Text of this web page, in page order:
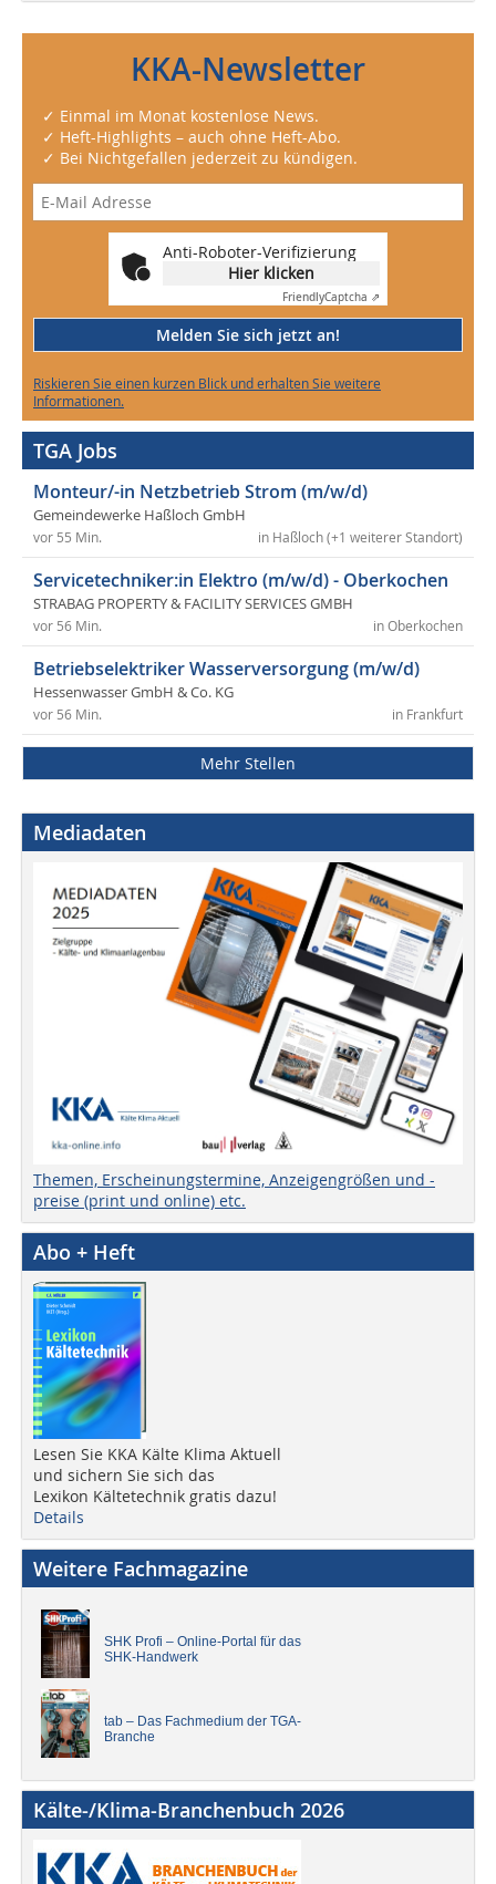
KKA-Newsletter
✓ Einmal im Monat kostenlose News.
✓ Heft-Highlights – auch ohne Heft-Abo.
✓ Bei Nichtgefallen jederzeit zu kündigen.
Anti-Roboter-Verifizierung
Hier klicken
FriendlyCaptcha ⇗
Melden Sie sich jetzt an!
Riskieren Sie einen kurzen Blick und erhalten Sie weitere
Informationen.
TGA Jobs
Monteur/-in Netzbetrieb Strom (m/w/d)
Gemeindewerke Haßloch GmbH
in Haßloch (+1 weiterer Standort)
vor 55 Min.
Servicetechniker:in Elektro (m/w/d) - Oberkochen
STRABAG PROPERTY & FACILITY SERVICES GMBH
in Oberkochen
vor 56 Min.
Betriebselektriker Wasserversorgung (m/w/d)
Hessenwasser GmbH & Co. KG
in Frankfurt
vor 56 Min.
Mehr Stellen
Mediadaten
Themen, Erscheinungstermine, Anzeigengrößen und -
preise (print und online) etc.
Abo + Heft
Lesen Sie KKA Kälte Klima Aktuell
und sichern Sie sich das
Lexikon Kältetechnik gratis dazu!
Details
Weitere Fachmagazine
SHK Profi – Online-Portal für das
SHK-Handwerk
tab – Das Fachmedium der TGA-
Branche
Kälte-/Klima-Branchenbuch 2026